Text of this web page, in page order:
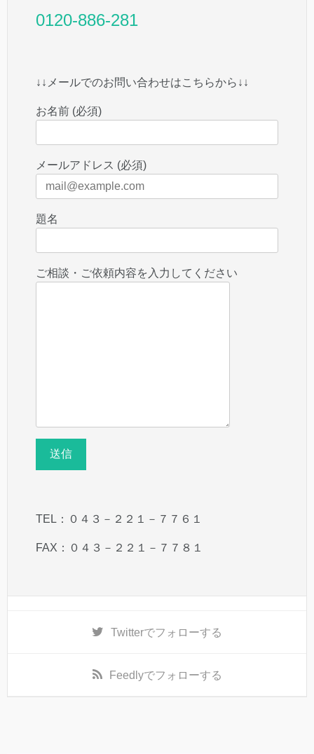
0120-886-281
↓↓メールでのお問い合わせはこちらから↓↓
お名前 (必須)
メールアドレス (必須)
題名
ご相談・ご依頼内容を入力してください
TEL：０４３－２２１－７７６１
FAX：０４３－２２１－７７８１
Twitterでフォローする
Feedlyでフォローする